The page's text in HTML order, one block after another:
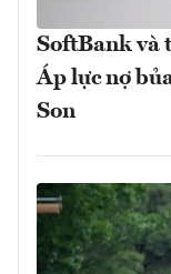
SoftBank và
Áp lực nợ
Son